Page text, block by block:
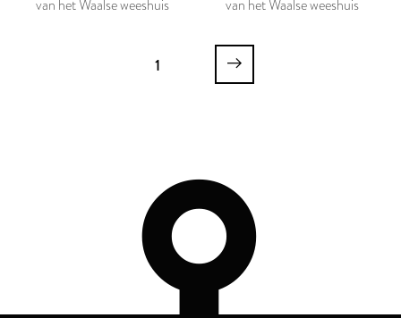
van het Waalse weeshuis
van het Waalse weeshuis
1